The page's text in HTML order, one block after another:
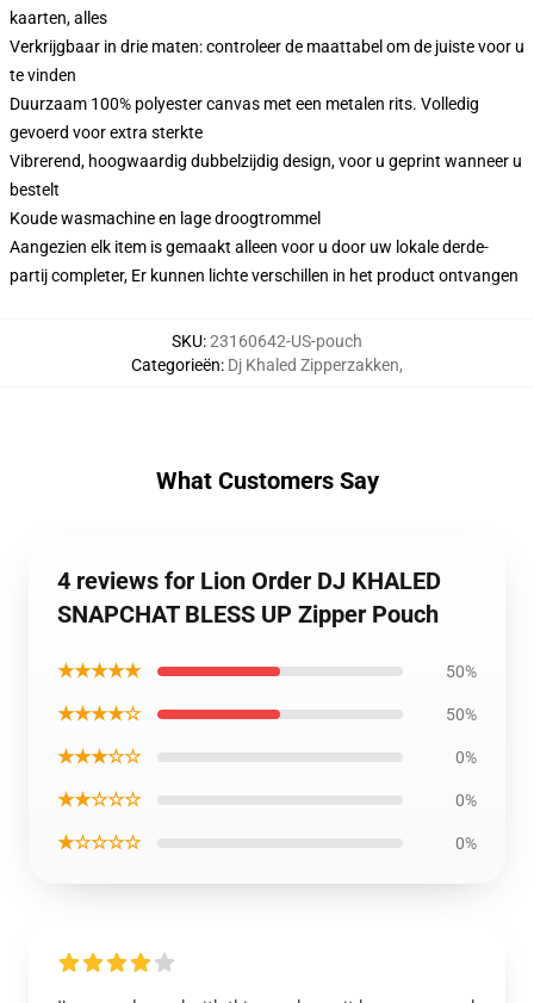
kaarten, alles
Verkrijgbaar in drie maten: controleer de maattabel om de juiste voor u
te vinden
Duurzaam 100% polyester canvas met een metalen rits. Volledig
gevoerd voor extra sterkte
Vibrerend, hoogwaardig dubbelzijdig design, voor u geprint wanneer u
bestelt
Koude wasmachine en lage droogtrommel
Aangezien elk item is gemaakt alleen voor u door uw lokale derde-
partij completer, Er kunnen lichte verschillen in het product ontvangen
SKU:23160642-US-pouch
Categorieën: Dj Khaled Zipperzakken,
What Customers Say
4 reviews for Lion Order DJ KHALED
SNAPCHAT BLESS UP Zipper Pouch
★★★★★ 50%
★★★★☆ 50%
★★★☆☆ 0%
★★☆☆☆ 0%
★☆☆☆☆ 0%